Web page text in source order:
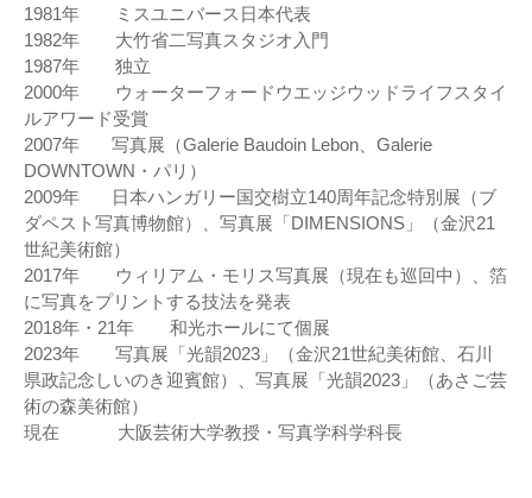
1981年 ミスユニバース日本代表
1982年 大竹省二写真スタジオ入門
1987年 独立
2000年 ウォーターフォードウエッジウッドライフスタイ
ルアワード受賞
2007年 写真展（Galerie Baudoin Lebon、Galerie
DOWNTOWN・パリ）
2009年 日本ハンガリー国交樹立140周年記念特別展（ブ
ダペスト写真博物館）、写真展「DIMENSIONS」（金沢21
世紀美術館）
2017年 ウィリアム・モリス写真展（現在も巡回中）、箔
に写真をプリントする技法を発表
2018年・21年 和光ホールにて個展
2023年 写真展「光韻2023」（金沢21世紀美術館、石川
県政記念しいのき迎賓館）、写真展「光韻2023」（あさご芸
術の森美術館）
現在 大阪芸術大学教授・写真学科学科長